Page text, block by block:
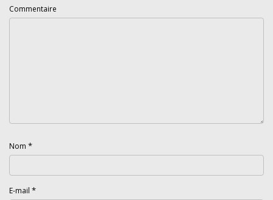
Commentaire
Nom *
E-mail *